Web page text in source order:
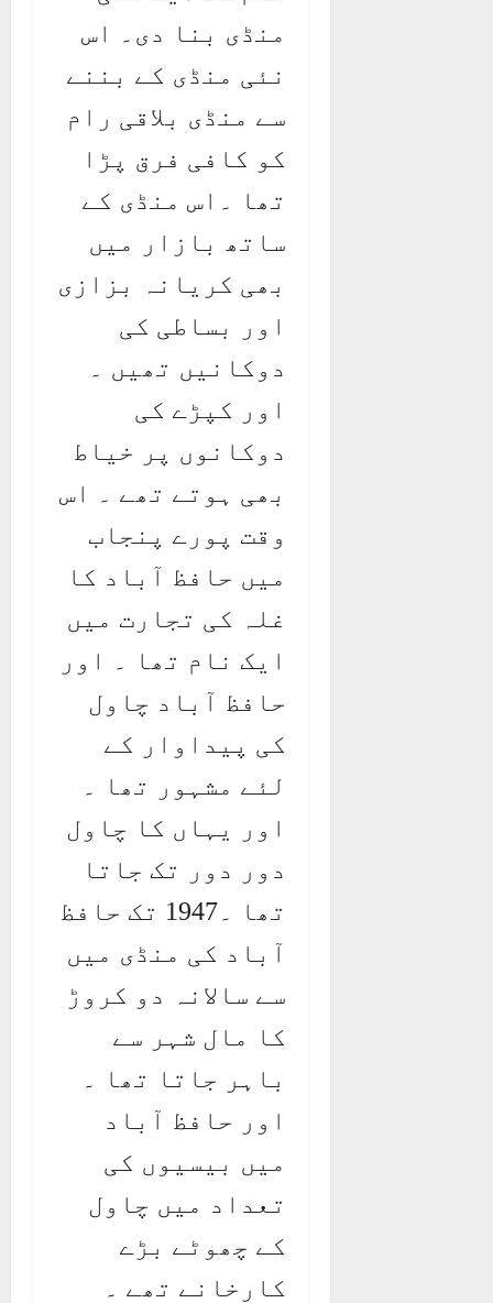
منڈی بنا دی۔ اس
نئی منڈی کے بننے
سے منڈی بلاقی رام
کو کافی فرق پڑا
تھا ۔اس منڈی کے
ساتھ بازار میں
بھی کریانہ بزازی
اور بساطی کی
دوکانیں تھیں ۔
اور کپڑے کی
دوکانوں پر خیاط
بھی ہوتے تھے ۔ اس
وقت پورے پنجاب
میں حافظ آباد کا
غلہ کی تجارت میں
ایک نام تھا ۔ اور
حافظ آباد چاول
کی پیداوار کے
لئے مشہور تھا ۔
اور یہاں کا چاول
دور دور تک جاتا
تھا ۔1947 تک حافظ
آباد کی منڈی میں
سے سالانہ دو کروڑ
کا مال شہر سے
باہر جاتا تھا ۔
اور حافظ آباد
میں بیسیوں کی
تعداد میں چاول
کے چھوٹے بڑے
کارخانے تھے ۔